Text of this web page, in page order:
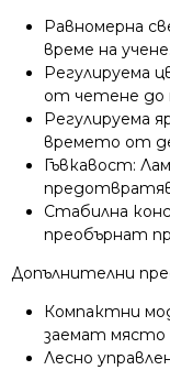
Равномерна
време на учене.
Регулируема
от четене до
Регулируема
времето от
Гъвкавост:
Стабилна
преобърнат
Допълнителни
Компактни
заемат място
Лесно